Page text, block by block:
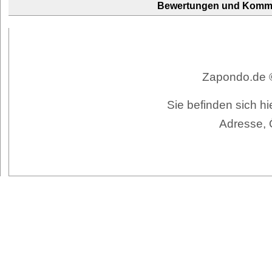
Bewertungen und
Zapondo.de
Sie befinden sich
Adresse,